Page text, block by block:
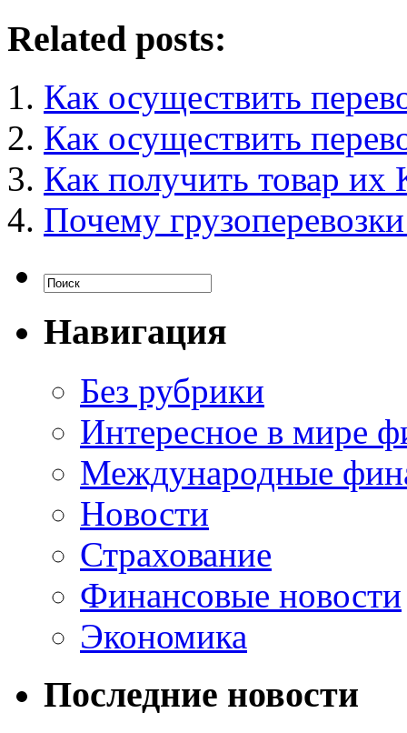
Related posts:
Как осуществить
Как осуществить
Как получить товар их
Почему
Навигация
Без рубрики
Интересное в мире
Международные
Новости
Страхование
Финансовые новости
Экономика
Последние новости